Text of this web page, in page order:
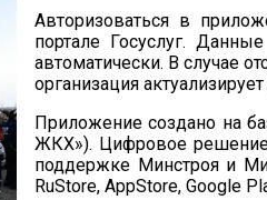
Авторизоваться в
портале Госуслуг.
автоматически. В случае
организация
Приложение создано на
ЖКХ»). Цифровое решение
поддержке Минстроя и
RuStore, AppStore, Google